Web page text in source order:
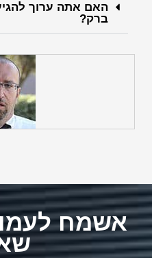
האם אתה ערוך
ברק?
אשמח